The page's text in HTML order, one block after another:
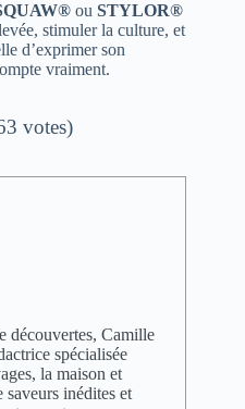
ou STYLOR®
stimuler la culture, et
d’exprimer son
vraiment.
votes)
découvertes, Camille
spécialisée
la maison et
saveurs inédites et